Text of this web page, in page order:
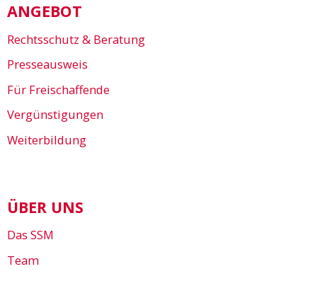
ANGEBOT
Rechtsschutz & Beratung
Presseausweis
Für Freischaffende
Vergünstigungen
Weiterbildung
ÜBER UNS
Das SSM
Team